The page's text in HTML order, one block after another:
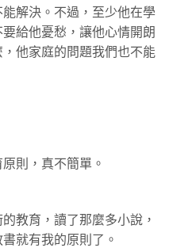
解決。不過，至少他在學
給他憂愁，讓他心情開朗
他家庭的問題我們也不能
則，真不簡單。
育，讀了那麼多小說，
就有我的原則了。